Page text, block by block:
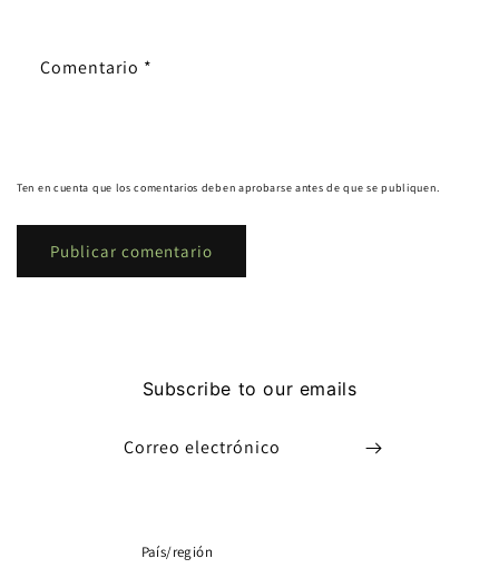
Comentario *
Ten en cuenta que los comentarios deben aprobarse antes de que se publiquen.
Subscribe to our emails
Correo electrónico
País/región